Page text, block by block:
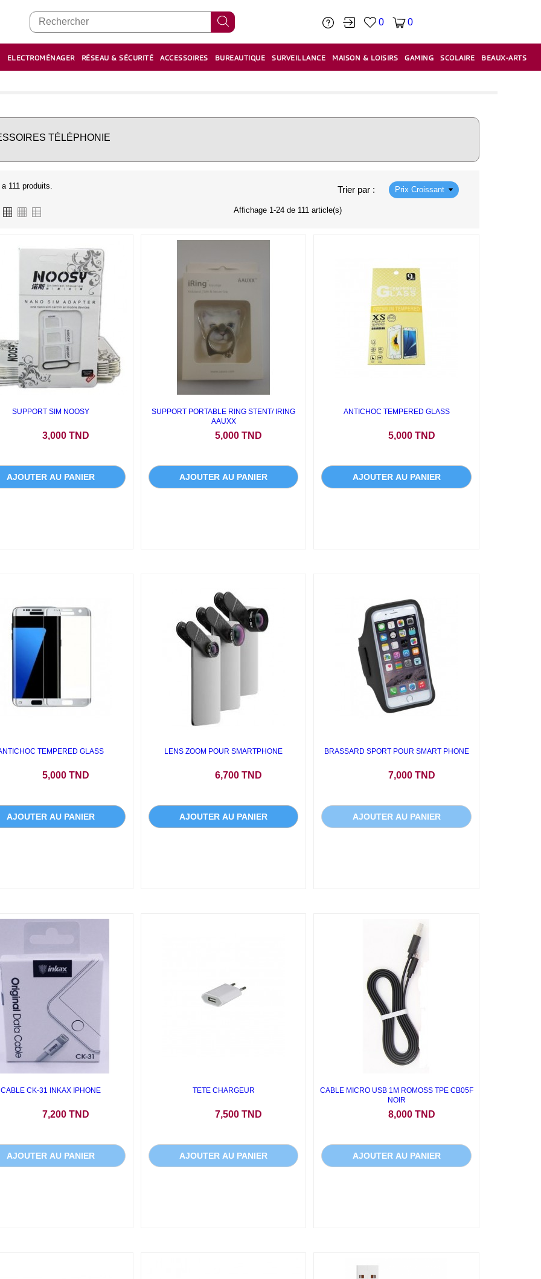
0 0
ELECTROMÉNAGER RÉSEAU & SÉCURITÉ ACCESSOIRES BUREAUTIQUE SURVEILLANCE MAISON & LOISIRS GAMING SCOLAIRE BEAUX-ARTS
TÉLÉPHONIE
111 produits. Trier par : Prix Croissant
Affichage 1-24 de 111 article(s)
SUPPORT SIM NOOSY
3,000 TND
AJOUTER AU PANIER
SUPPORT PORTABLE RING STENT/ IRING
AAUXX
5,000 TND
AJOUTER AU PANIER
ANTICHOC TEMPERED GLASS
5,000 TND
AJOUTER AU PANIER
TEMPERED GLASS
5,000 TND
AJOUTER AU PANIER
LENS ZOOM POUR SMARTPHONE
6,700 TND
AJOUTER AU PANIER
BRASSARD SPORT POUR SMART PHONE
7,000 TND
AJOUTER AU PANIER
CABLE CK-31 INKAX IPHONE
7,200 TND
AJOUTER AU PANIER
TETE CHARGEUR
7,500 TND
AJOUTER AU PANIER
CABLE MICRO USB 1M ROMOSS TPE CB05F
NOIR
8,000 TND
AJOUTER AU PANIER